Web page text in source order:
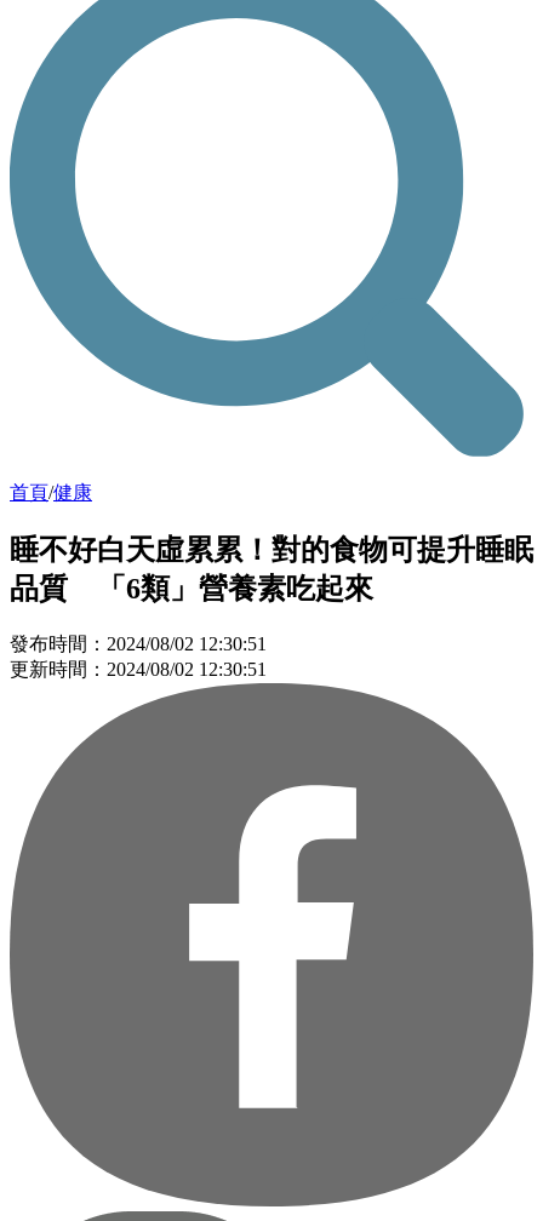
首頁/健康
睡不好白天虛累累！對的食物可提升睡眠
品質 「6類」營養素吃起來
發布時間：2024/08/02 12:30:51
更新時間：2024/08/02 12:30:51